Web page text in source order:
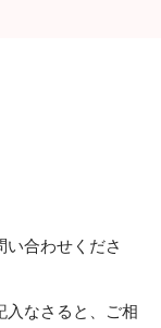
い合わせくださ
入なさると、ご相